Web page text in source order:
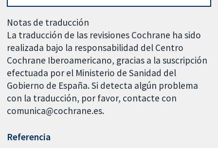
Notas de traducción
La traducción de las revisiones Cochrane ha sido
realizada bajo la responsabilidad del Centro
Cochrane Iberoamericano, gracias a la suscripción
efectuada por el Ministerio de Sanidad del
Gobierno de España. Si detecta algún problema
con la traducción, por favor, contacte con
comunica@cochrane.es.
Referencia